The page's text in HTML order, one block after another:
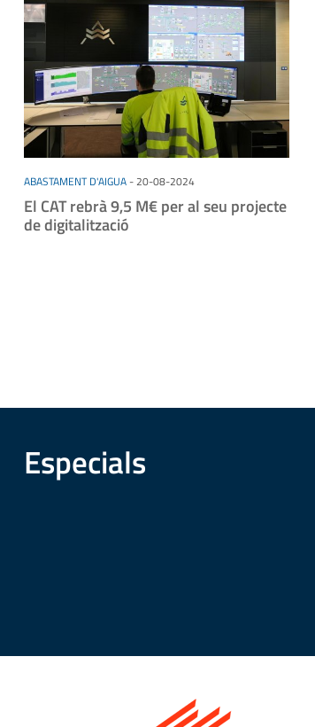
ABASTAMENT D'AIGUA-20-08-2024
El CAT rebrà 9,5 M€ per al seu projecte
de digitalització
Especials